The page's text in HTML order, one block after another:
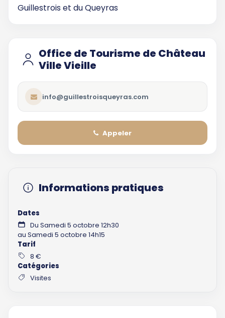
Guillestrois et du Queyras
Office de Tourisme de Château
Ville Vieille
info@guillestroisqueyras.com
Appeler
Informations pratiques
Dates
Du Samedi 5 octobre 12h30
au Samedi 5 octobre 14h15
Tarif
8 €
Catégories
Visites